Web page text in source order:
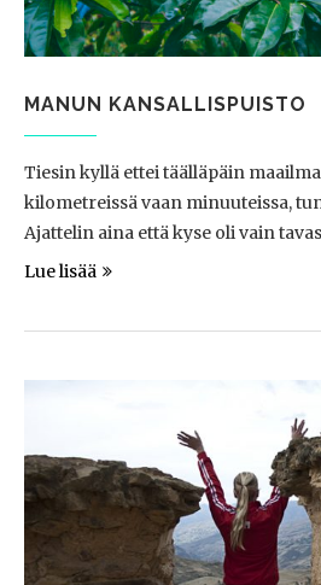
MANUN KANSALLISPUISTO
Tiesin kyllä ettei täälläpäin
kilometreissä vaan minuuteissa,
Ajattelin aina että kyse oli vain
Lue lisää